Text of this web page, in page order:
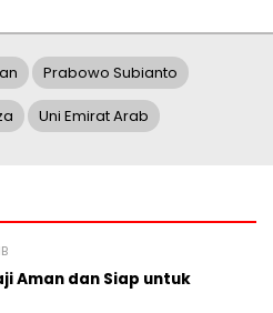
Prabowo Subianto
Uni Emirat Arab
Aman dan Siap untuk